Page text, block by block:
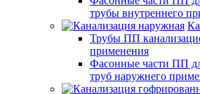
трубы внутреннего
Трубы ПП
применения
Фасонные части ПП
труб наружнего